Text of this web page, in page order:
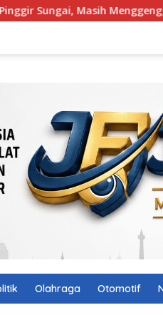
Menggenggam Alat
Olahraga Otomotif